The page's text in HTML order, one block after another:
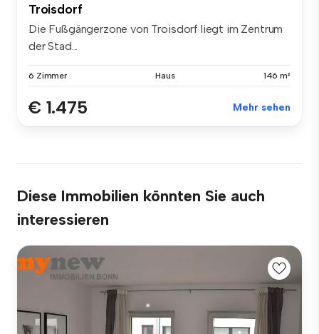
Troisdorf
Die Fußgängerzone von Troisdorf liegt im Zentrum
der Stad...
6 Zimmer Haus 146 m²
€ 1.475 Mehr sehen
Diese Immobilien könnten Sie auch
interessieren